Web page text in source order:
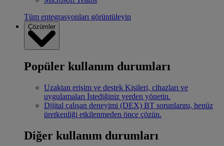
Tüm entegrasyonları görüntüleyin
Çözümler
Popüler kullanım durumları
Uzaktan erişim ve destek Kişileri, cihazları ve
uygulamaları İstediğiniz yerden yönetin.
Dijital çalışan deneyimi (DEX) BT sorunlarını, henüz
üretkenliği etkilenmeden önce çözün.
Diğer kullanım durumları